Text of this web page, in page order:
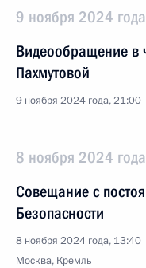
9 ноября 2024
Видеообращение в
Пахмутовой
9 ноября 2024 года, 21:00
8 ноября 2024
Совещание с
Безопасности
8 ноября 2024 года, 13:40
Москва, Кремль